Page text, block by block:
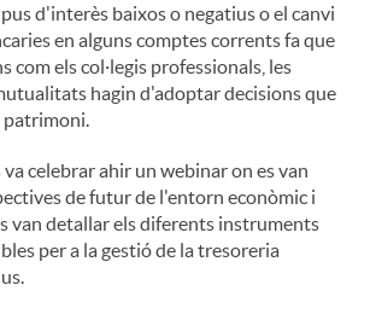
d'interès baixos o negatius o el canvi
en alguns comptes corrents fa que
com els col·legis professionals, les
hagin d'adoptar decisions que
patrimoni.
va celebrar ahir un webinar on es van
de futur de l'entorn econòmic i
van detallar els diferents instruments
per a la gestió de la tresoreria